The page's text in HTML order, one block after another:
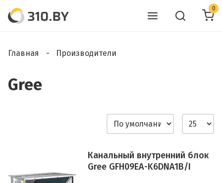
0
Главная Производители
Gree
Канальный внутренний блок
Gree GFH09EA-K6DNA1B/I